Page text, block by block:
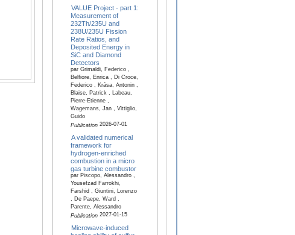
VALUE Project - part 1:
Measurement of
232Th/235U and
238U/235U Fission
Rate Ratios, and
Deposited Energy in
SiC and Diamond
Detectors
par Grimaldi, Federico ,
Belfiore, Enrica , Di Croce,
Federico , Krása, Antonin ,
Blaise, Patrick , Labeau,
Pierre-Etienne ,
Wagemans, Jan , Vittiglio,
Guido
Publication2026-07-01
A validated numerical
framework for
hydrogen-enriched
combustion in a micro
gas turbine combustor
par Piscopo, Alessandro ,
Yousefzad Farrokhi,
Farshid , Giuntini, Lorenzo
, De Paepe, Ward ,
Parente, Alessandro
Publication2027-01-15
Microwave-induced